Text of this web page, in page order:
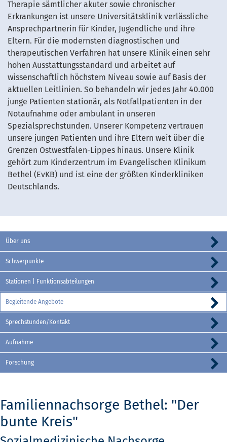
Therapie sämtlicher akuter sowie chronischer
Erkrankungen ist unsere Universitätsklinik verlässliche
Ansprechpartnerin für Kinder, Jugendliche und ihre
Eltern. Für die modernsten diagnostischen und
therapeutischen Verfahren hat unsere Klinik einen sehr
hohen Ausstattungsstandard und arbeitet auf
wissenschaftlich höchstem Niveau sowie auf Basis der
aktuellen Leitlinien. So behandeln wir jedes Jahr 40.000
junge Patienten stationär, als Notfallpatienten in der
Notaufnahme oder ambulant in unseren
Spezialsprechstunden. Unserer Kompetenz vertrauen
unsere jungen Patienten und ihre Eltern weit über die
Grenzen Ostwestfalen-Lippes hinaus. Unsere Klinik
gehört zum Kinderzentrum im Evangelischen Klinikum
Bethel (EvKB) und ist eine der größten Kinderkliniken
Deutschlands.
Über uns
Schwerpunkte
Stationen | Funktionsabteilungen
Begleitende Angebote
Sprechstunden/Kontakt
Aufnahme
Forschung
Familiennachsorge Bethel: "Der
bunte Kreis"